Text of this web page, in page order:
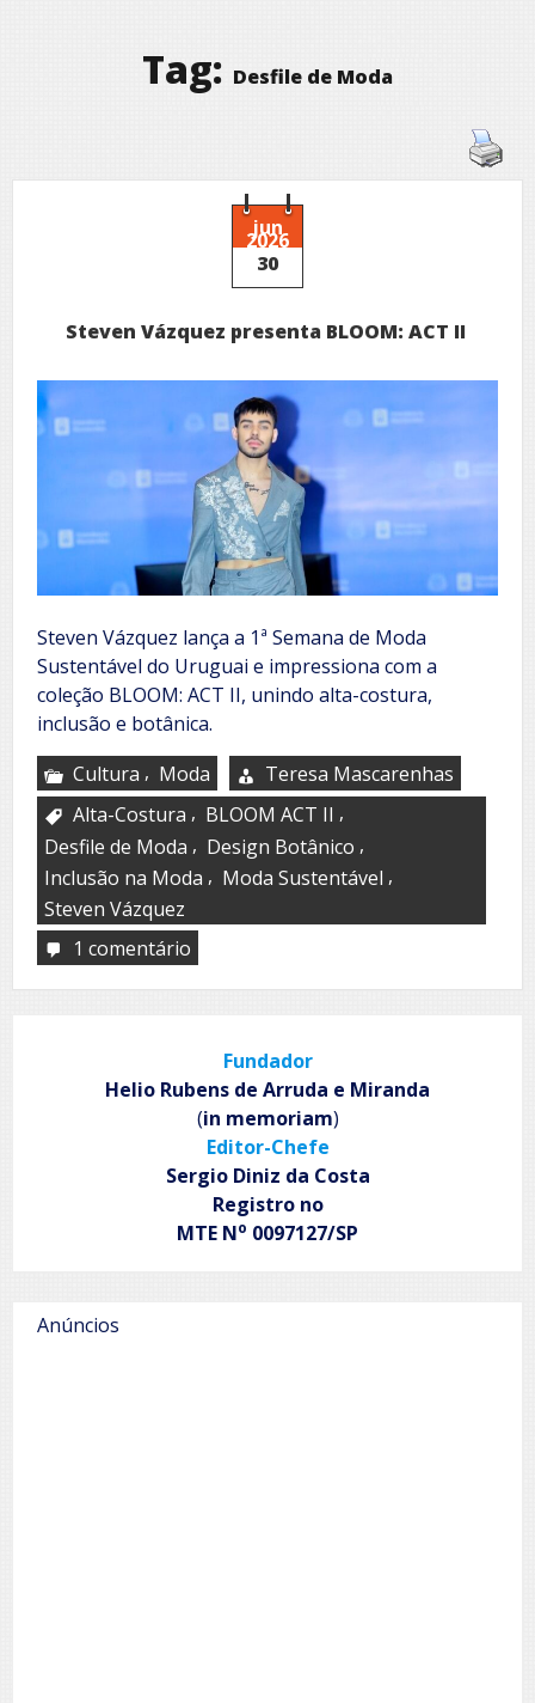
Tag: Desfile de Moda
jun
2026
30
Steven Vázquez presenta BLOOM: ACT II
Steven Vázquez lança a 1ª Semana de Moda
Sustentável do Uruguai e impressiona com a
coleção BLOOM: ACT II, unindo alta-costura,
inclusão e botânica.
Cultura , Moda
Teresa Mascarenhas
Alta-Costura , BLOOM ACT II ,
Desfile de Moda , Design Botânico ,
Inclusão na Moda , Moda Sustentável ,
Steven Vázquez
1 comentário
Vázquez
ACT
II
Fundador
Helio Rubens de Arruda e Miranda
(in memoriam)
Editor-Chefe
Sergio Diniz da Costa
Registro no
MTE No 0097127/SP
Anúncios